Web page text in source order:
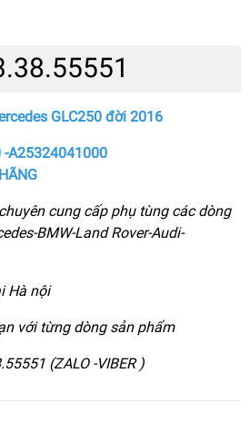
GLC250 đời 2016
A25324041000
cung cấp phụ tùng các dòng
BMW-Land Rover-Audi-
Hà nội
với từng dòng sản phẩm
(ZALO -VIBER )